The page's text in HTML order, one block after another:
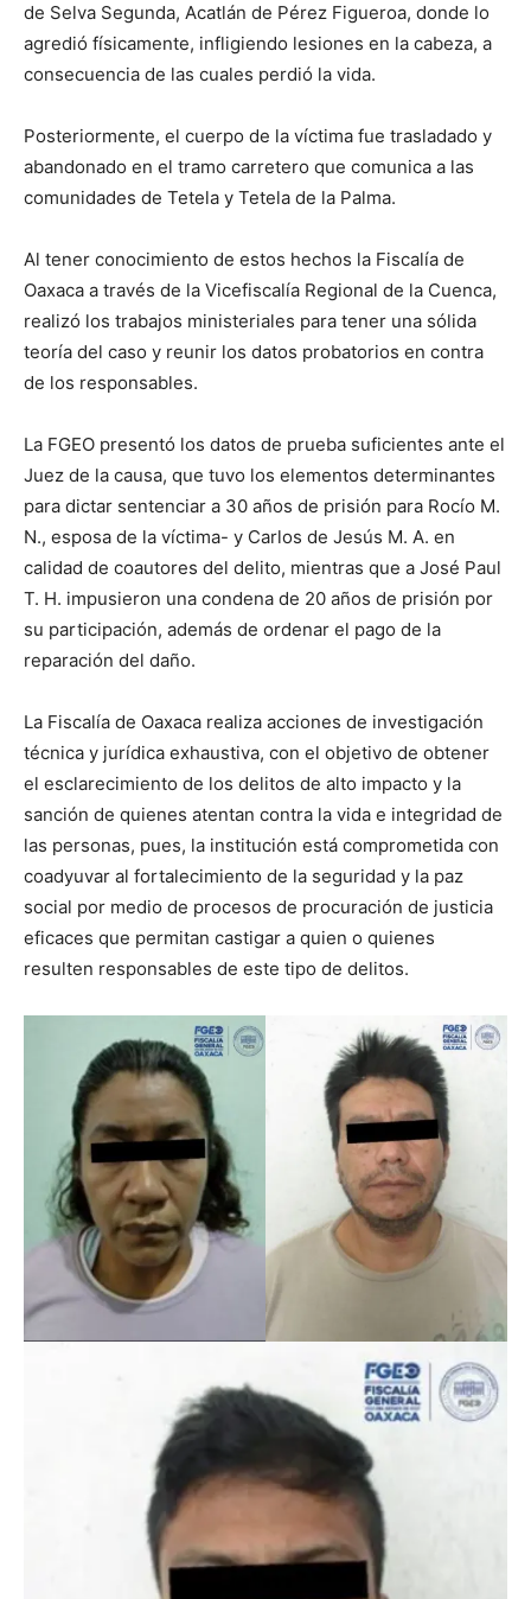
de Selva Segunda, Acatlán de Pérez Figueroa, donde lo
agredió físicamente, infligiendo lesiones en la cabeza, a
consecuencia de las cuales perdió la vida.
Posteriormente, el cuerpo de la víctima fue trasladado y
abandonado en el tramo carretero que comunica a las
comunidades de Tetela y Tetela de la Palma.
Al tener conocimiento de estos hechos la Fiscalía de
Oaxaca a través de la Vicefiscalía Regional de la Cuenca,
realizó los trabajos ministeriales para tener una sólida
teoría del caso y reunir los datos probatorios en contra
de los responsables.
La FGEO presentó los datos de prueba suficientes ante el
Juez de la causa, que tuvo los elementos determinantes
para dictar sentenciar a 30 años de prisión para Rocío M.
N., esposa de la víctima- y Carlos de Jesús M. A. en
calidad de coautores del delito, mientras que a José Paul
T. H. impusieron una condena de 20 años de prisión por
su participación, además de ordenar el pago de la
reparación del daño.
La Fiscalía de Oaxaca realiza acciones de investigación
técnica y jurídica exhaustiva, con el objetivo de obtener
el esclarecimiento de los delitos de alto impacto y la
sanción de quienes atentan contra la vida e integridad de
las personas, pues, la institución está comprometida con
coadyuvar al fortalecimiento de la seguridad y la paz
social por medio de procesos de procuración de justicia
eficaces que permitan castigar a quien o quienes
resulten responsables de este tipo de delitos.